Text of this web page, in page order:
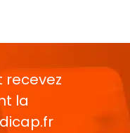
recevez
la